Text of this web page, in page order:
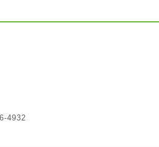
4932